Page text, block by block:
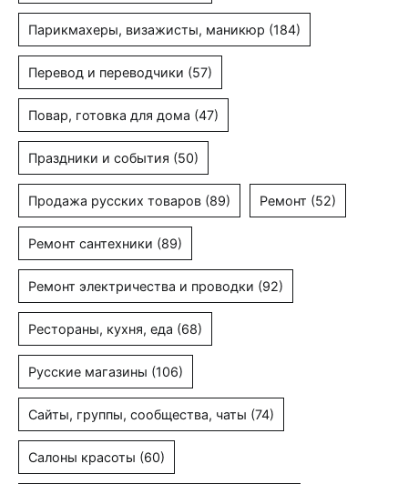
Парикмахеры, визажисты, маникюр (184)
Перевод и переводчики (57)
Повар, готовка для дома (47)
Праздники и события (50)
Продажа русских товаров (89) Ремонт (52)
Ремонт сантехники (89)
Ремонт электричества и проводки (92)
Рестораны, кухня, еда (68)
Русские магазины (106)
Сайты, группы, сообщества, чаты (74)
Салоны красоты (60)